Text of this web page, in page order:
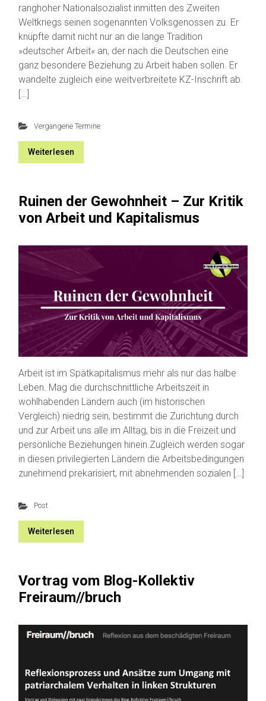
ranghoher Nationalsozialist inmitten des Zweiten
Weltkriegs seinen sogenannten Volksgenossen zu. Er
knüpfte damit nicht nur an die lange Tradition
»deutscher Arbeit« an, der nach die Deutschen eine
ganz besondere Beziehung zu Arbeit haben sollen. Er
wandelte zugleich eine weitverbreitete KZ-Inschrift ab.
[…]
Vergangene Termine
Weiterlesen
Ruinen der Gewohnheit – Zur Kritik
von Arbeit und Kapitalismus
Arbeit ist im Spätkapitalismus mehr als nur das halbe
Leben. Mag die durchschnittliche Arbeitszeit in
wohlhabenden Ländern auch (im historischen
Vergleich) niedrig sein, bestimmt die Zurichtung durch
und zur Arbeit uns alle im Alltag, bis in die Freizeit und
persönliche Beziehungen hinein.Zugleich werden sogar
in diesen privilegierten Ländern die Arbeitsbedingungen
zunehmend prekarisiert, mit abnehmenden sozialen […]
Post
Weiterlesen
Vortrag vom Blog-Kollektiv
Freiraum//bruch